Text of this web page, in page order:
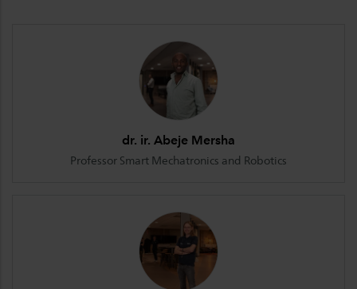
dr. ir. Abeje Mersha
Professor Smart Mechatronics and Robotics